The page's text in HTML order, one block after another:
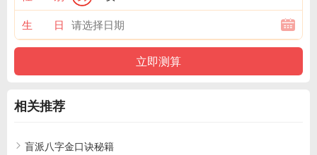
生 日
相关推荐
盲派八字金口诀秘籍